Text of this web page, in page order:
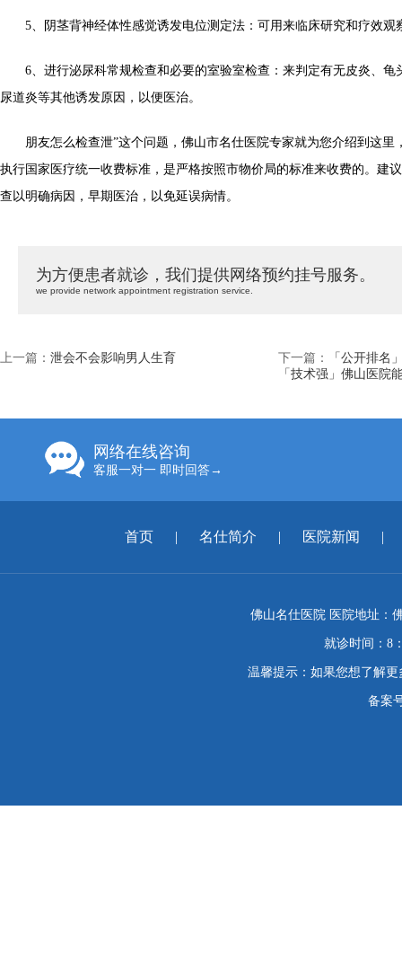
5、阴茎背神经体性感觉诱发电位测定法：可用来临床研究和疗效观
6、进行泌尿科常规检查和必要的室验室检查：来判定有无皮炎、龟
尿道炎等其他诱发原因，以便医治。
朋友怎么检查泄”这个问题，佛山市名仕医院专家就为您介绍到这里
执行国家医疗统一收费标准，是严格按照市物价局的标准来收费的。建
查以明确病因，早期医治，以免延误病情。
为方便患者就诊，我们提供网络预约挂号服务。
we provide network appointment registration service.
上一篇： 泄会不会影响男人生育 下一篇：
「公开排名
「技术强」佛山医院
网络在线咨询
客服一对一 即时回答→
首页 | 名仕简介 | 医院新闻 |
佛山名仕医院 医院地址：
就诊时间：8
温馨提示：如果您想了解
备案